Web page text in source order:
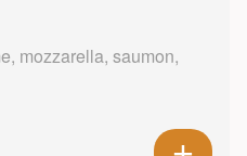
mozzarella, saumon,